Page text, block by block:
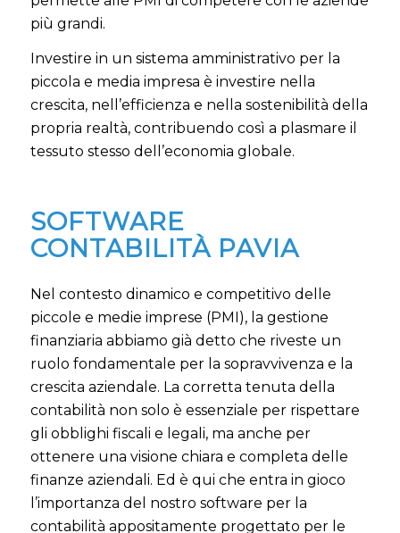
più grandi.
Investire in un sistema amministrativo per la
piccola e media impresa è investire nella
crescita, nell’efficienza e nella sostenibilità della
propria realtà, contribuendo così a plasmare il
tessuto stesso dell’economia globale.
SOFTWARE
CONTABILITÀ PAVIA
Nel contesto dinamico e competitivo delle
piccole e medie imprese (PMI), la gestione
finanziaria abbiamo già detto che riveste un
ruolo fondamentale per la sopravvivenza e la
crescita aziendale. La corretta tenuta della
contabilità non solo è essenziale per rispettare
gli obblighi fiscali e legali, ma anche per
ottenere una visione chiara e completa delle
finanze aziendali. Ed è qui che entra in gioco
l’importanza del nostro software per la
contabilità appositamente progettato per le